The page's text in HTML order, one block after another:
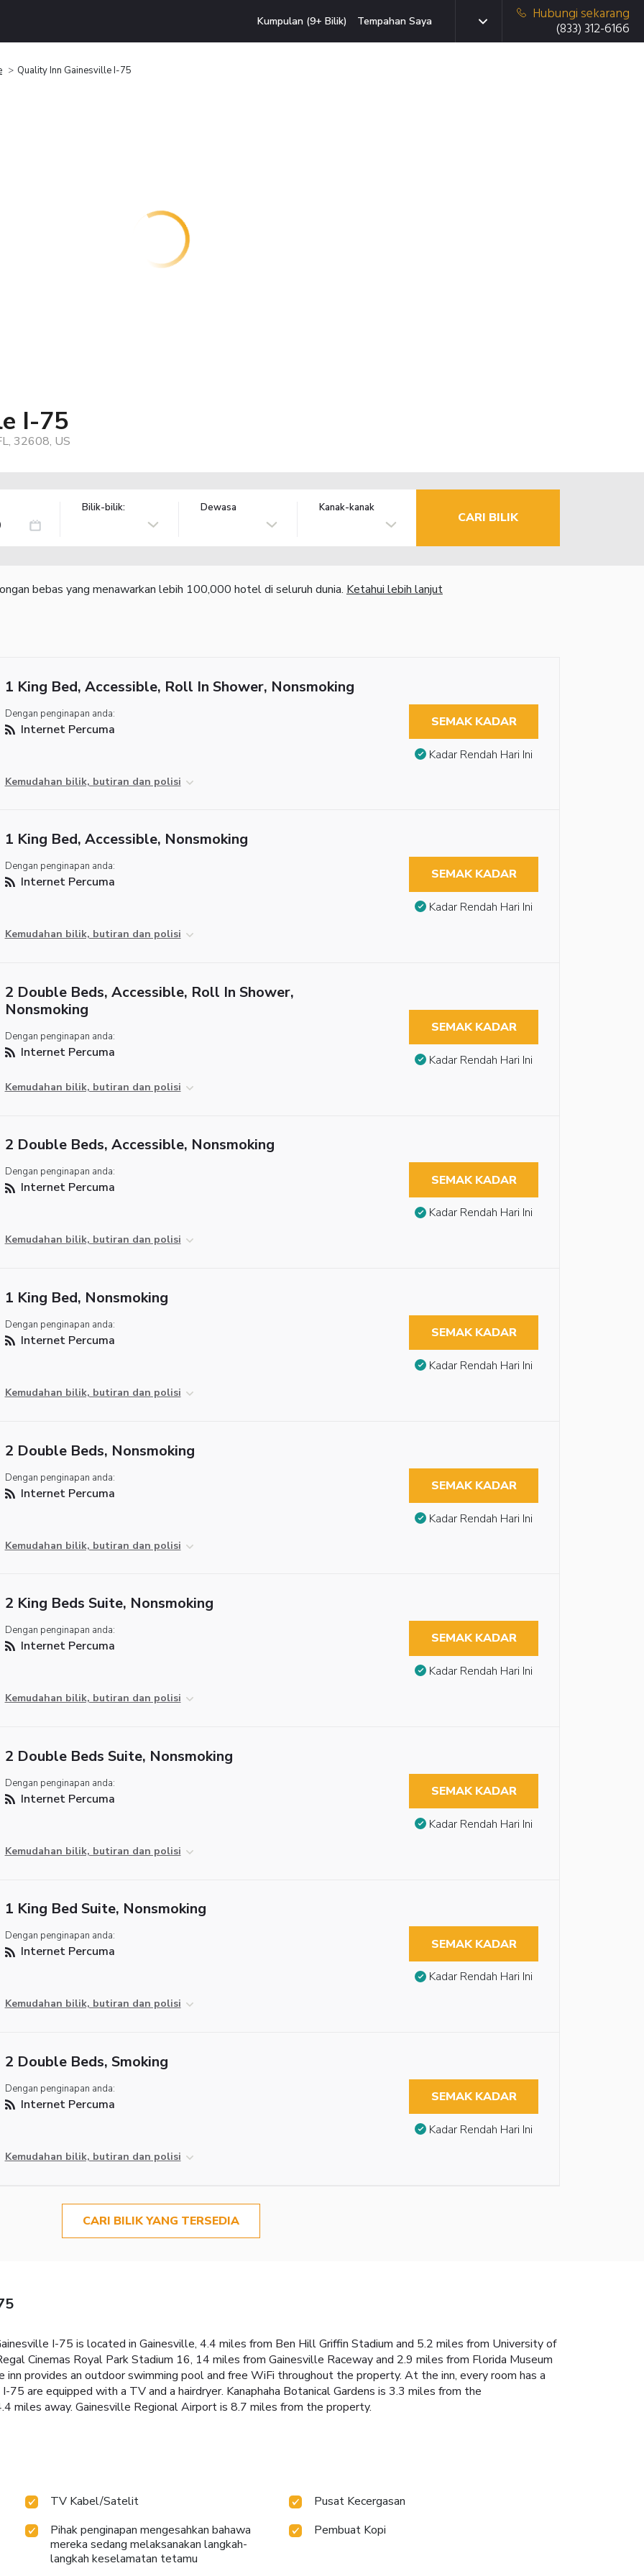
Kumpulan (9+ Bilik) Tempahan Saya
Hubungi sekarang
(833) 312-6166
Quality Inn Gainesville I-75
I-75
32608, US
Bilik-bilik: Dewasa Kanak-kanak
CARI BILIK
bebas yang menawarkan lebih 100,000 hotel di seluruh dunia. Ketahui lebih lanjut
1 King Bed, Accessible, Roll In Shower, Nonsmoking
Dengan penginapan anda:
Internet Percuma
Kemudahan bilik, butiran dan polisi
SEMAK KADAR
Kadar Rendah Hari Ini
1 King Bed, Accessible, Nonsmoking
Dengan penginapan anda:
Internet Percuma
Kemudahan bilik, butiran dan polisi
SEMAK KADAR
Kadar Rendah Hari Ini
2 Double Beds, Accessible, Roll In Shower,
Nonsmoking
Dengan penginapan anda:
Internet Percuma
Kemudahan bilik, butiran dan polisi
SEMAK KADAR
Kadar Rendah Hari Ini
2 Double Beds, Accessible, Nonsmoking
Dengan penginapan anda:
Internet Percuma
Kemudahan bilik, butiran dan polisi
SEMAK KADAR
Kadar Rendah Hari Ini
1 King Bed, Nonsmoking
Dengan penginapan anda:
Internet Percuma
Kemudahan bilik, butiran dan polisi
SEMAK KADAR
Kadar Rendah Hari Ini
2 Double Beds, Nonsmoking
Dengan penginapan anda:
Internet Percuma
Kemudahan bilik, butiran dan polisi
SEMAK KADAR
Kadar Rendah Hari Ini
2 King Beds Suite, Nonsmoking
Dengan penginapan anda:
Internet Percuma
Kemudahan bilik, butiran dan polisi
SEMAK KADAR
Kadar Rendah Hari Ini
2 Double Beds Suite, Nonsmoking
Dengan penginapan anda:
Internet Percuma
Kemudahan bilik, butiran dan polisi
SEMAK KADAR
Kadar Rendah Hari Ini
1 King Bed Suite, Nonsmoking
Dengan penginapan anda:
Internet Percuma
Kemudahan bilik, butiran dan polisi
SEMAK KADAR
Kadar Rendah Hari Ini
2 Double Beds, Smoking
Dengan penginapan anda:
Internet Percuma
Kemudahan bilik, butiran dan polisi
SEMAK KADAR
Kadar Rendah Hari Ini
CARI BILIK YANG TERSEDIA
I-75 is located in Gainesville, 4.4 miles from Ben Hill Griffin Stadium and 5.2 miles from University of
Cinemas Royal Park Stadium 16, 14 miles from Gainesville Raceway and 2.9 miles from Florida Museum
provides an outdoor swimming pool and free WiFi throughout the property. At the inn, every room has a
are equipped with a TV and a hairdryer. Kanaphaha Botanical Gardens is 3.3 miles from the
miles away. Gainesville Regional Airport is 8.7 miles from the property.
TV Kabel/Satelit
Pusat Kecergasan
Pihak penginapan mengesahkan bahawa
mereka sedang melaksanakan langkah-
langkah keselamatan tetamu
Pembuat Kopi